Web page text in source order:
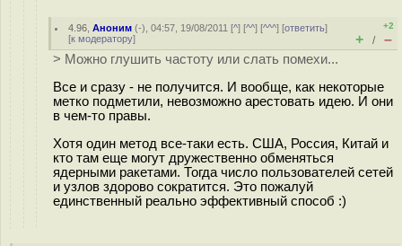
4.96 ,Аноним (-), 04:57, 19/08/2011 [^] [^^] [^^^] [ответить]
[к модератору]
+2
+ / –
> Можно глушить частоту или слать помехи...
Все и сразу - не получится. И вообще, как некоторые
метко подметили, невозможно арестовать идею. И они
в чем-то правы.
Хотя один метод все-таки есть. США, Россия, Китай и
кто там еще могут дружественно обменяться
ядерными ракетами. Тогда число пользователей сетей
и узлов здорово сократится. Это пожалуй
единственный реально эффективный способ :)